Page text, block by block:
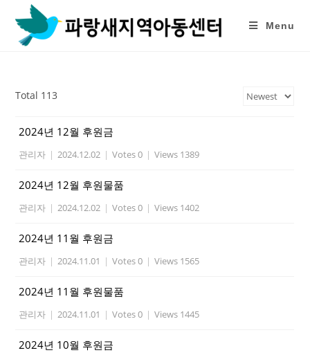
content
Menu
Total 113
2024년 12월 후원금
관리자 | 2024.12.02 | Votes 0 | Views 1389
2024년 12월 후원물품
관리자 | 2024.12.02 | Votes 0 | Views 1402
2024년 11월 후원금
관리자 | 2024.11.01 | Votes 0 | Views 1565
2024년 11월 후원물품
관리자 | 2024.11.01 | Votes 0 | Views 1445
2024년 10월 후원금